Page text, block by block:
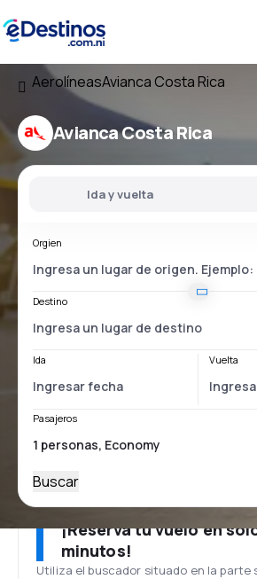
AerolíneasAvianca Costa Rica
Avianca Costa Rica
Ida y vuelta
Orgien
Destino
Ida Vuelta
Pasajeros
Buscar
¡Reserva tu vuelo en
minutos!
Utiliza el buscador situado en la parte